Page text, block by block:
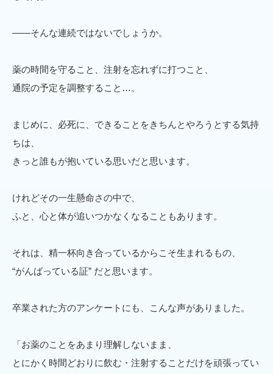
——そんな連続ではないでしょうか。
薬の時間を守ること、注射を忘れずに打つこと、
通院の予定を調整すること…。
まじめに、必死に、できることをきちんとやろうとする気持
ちは、
きっと誰もが抱いている思いだと思います。
けれどその一生懸命さの中で、
ふと、心と体が追いつかなくなることもあります。
それは、精一杯向き合っているからこそ生まれるもの、
“がんばっている証” だと思います。
卒業された方のアンケートにも、こんな声がありました。
「お薬のことをあまり理解しないまま、
とにかく時間どおりに飲む・注射することだけを頑張ってい